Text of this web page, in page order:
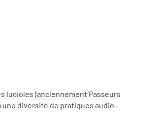
lucioles (anciennement Passeurs
une diversité de pratiques audio-